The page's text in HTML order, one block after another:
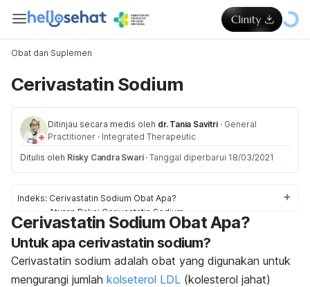
Obat dan Suplemen
Cerivastatin Sodium
Ditinjau secara medis oleh dr. Tania Savitri · General
Practitioner · Integrated Therapeutic
Ditulis oleh Risky Candra Swari · Tanggal diperbarui 18/03/2021
Indeks: Cerivastatin Sodium Obat Apa?
Aturan Pakai Cerivastatin Sodium
Dosis Cerivastatin Sodium
Efek samping Cerivastatin Sodium
Peringatan dan Perhatian Obat Cerivastatin Sodium
Interaksi Obat Cerivastatin Sodium
Cerivastatin Sodium Obat Apa?
Untuk apa cerivastatin sodium?
Cerivastatin sodium adalah obat yang digunakan untuk
mengurangi jumlah kolseterol LDL (kolesterol jahat)